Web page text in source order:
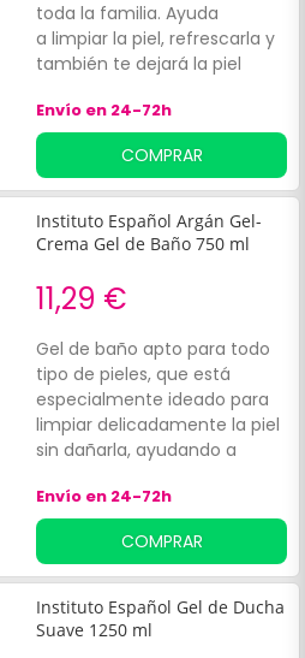
toda la familia. Ayuda
a limpiar la piel, refrescarla y
también te dejará la piel
composición de nutrientes
naturales. Actúa
como regenerador celular
y respeta y cuida tu piel y la
de los tuyos.
Envío en 24-72h
COMPRAR
Instituto Español Argán Gel-
Crema Gel de Baño 750 ml
11,29 €
Gel de baño apto para todo
tipo de pieles, que está
especialmente ideado para
limpiar delicadamente la piel
sin dañarla, ayudando a
suavidad en la piel, gracias a
su compuesto elaborado a
base de aceite de argán.
Envío en 24-72h
COMPRAR
Instituto Español Gel de Ducha
Suave 1250 ml